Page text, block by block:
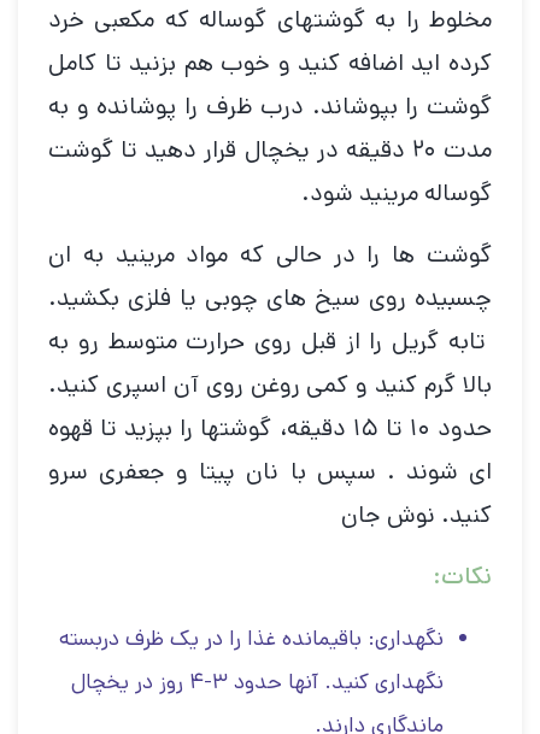
مخلوط را به گوشتهای گوساله که مکعبی خرد
کرده اید اضافه کنید و خوب هم بزنید تا کامل
گوشت را بپوشاند. درب ظرف را پوشانده و به
مدت ۲۰ دقیقه در یخچال قرار دهید تا گوشت
گوساله مرینید شود.
گوشت ها را در حالی که مواد مرینید به ان
چسبیده روی سیخ های چوبی یا فلزی بکشید.
تابه گریل را از قبل روی حرارت متوسط ​​رو به
بالا گرم کنید و کمی روغن روی آن اسپری کنید.
حدود ۱۰ تا ۱۵ دقیقه، گوشتها را بپزید تا قهوه
ای شوند . سپس با نان پیتا و جعفری سرو
کنید. نوش جان
نکات:
نگهداری: باقیمانده غذا را در یک ظرف دربسته
نگهداری کنید. آنها حدود ۳-۴ روز در یخچال
ماندگاری دارند.